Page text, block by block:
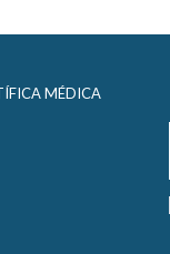
MÉDICA